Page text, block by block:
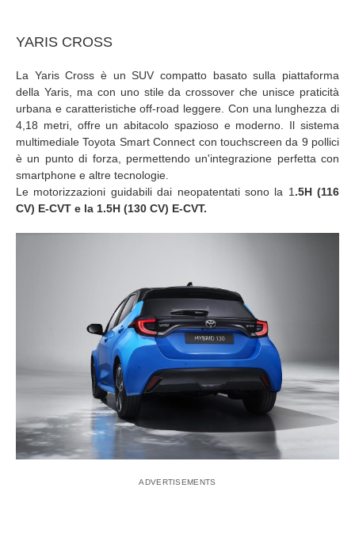
YARIS CROSS
La Yaris Cross è un SUV compatto basato sulla piattaforma
della Yaris, ma con uno stile da crossover che unisce praticità
urbana e caratteristiche off-road leggere. Con una lunghezza di
4,18 metri, offre un abitacolo spazioso e moderno. Il sistema
multimediale Toyota Smart Connect con touchscreen da 9 pollici
è un punto di forza, permettendo un'integrazione perfetta con
smartphone e altre tecnologie.
Le motorizzazioni guidabili dai neopatentati sono la 1 .5H (116
CV) E-CVT e la 1.5H (130 CV) E-CVT.